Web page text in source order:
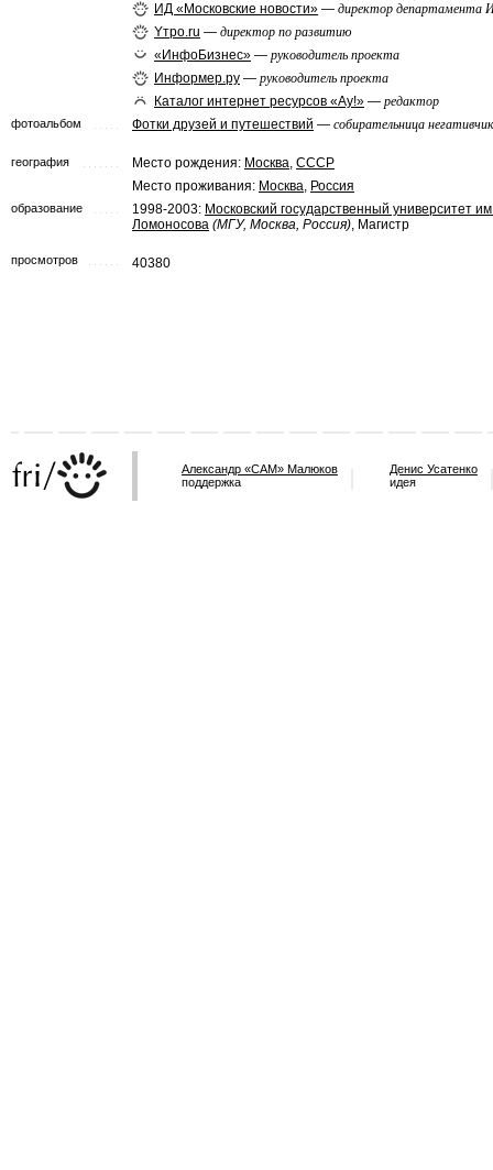
ИД «Московские новости» — директор департамента
Yтро.ru — директор по развитию
«ИнфоБизнес» — руководитель проекта
Информер.ру — руководитель проекта
Каталог интернет ресурсов «Ау!» — редактор
фотоальбом Фотки друзей и путешествий — собирательница
география Место рождения: Москва, СССР
Место проживания: Москва, Россия
образование 1998-2003: Московский государственный университет
Ломоносова (МГУ, Москва, Россия), Магистр
просмотров 40380
Александр «САМ» Малюков
поддержка
Денис Усатенко
идея